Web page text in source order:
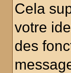
Cela
votre
des